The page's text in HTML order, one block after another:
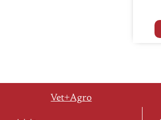
Vet+Agro